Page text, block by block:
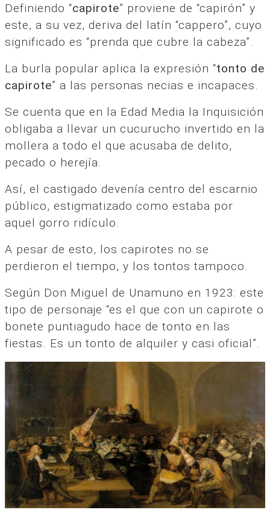
Definiendo “capirote” proviene de “capirón” y
este, a su vez, deriva del latín “cappero”, cuyo
significado es “prenda que cubre la cabeza”.
La burla popular aplica la expresión “tonto de
capirote” a las personas necias e incapaces.
Se cuenta que en la Edad Media la Inquisición
obligaba a llevar un cucurucho invertido en la
mollera a todo el que acusaba de delito,
pecado o herejía.
Así, el castigado devenía centro del escarnio
público, estigmatizado como estaba por
aquel gorro ridículo.
A pesar de esto, los capirotes no se
perdieron el tiempo, y los tontos tampoco.
Según Don Miguel de Unamuno en 1923: este
tipo de personaje “es el que con un capirote o
bonete puntiagudo hace de tonto en las
fiestas. Es un tonto de alquiler y casi oficial”.